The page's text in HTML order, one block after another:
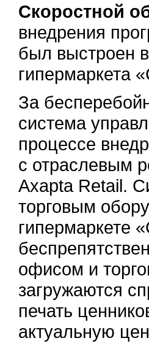
Скоростной
внедрения
был выстроен
гипермаркета
За
система
процессе
с отраслевым
Axapta Retail.
торговым
гипермаркете
офисом и
загружаются
печать
актуальную